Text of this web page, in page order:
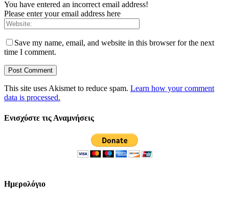
You have entered an incorrect email address!
Please enter your email address here
Save my name, email, and website in this browser for the next
time I comment.
This site uses Akismet to reduce spam. Learn how your comment
data is processed.
Ενισχύστε τις Αναμνήσεις
Ημερολόγιο